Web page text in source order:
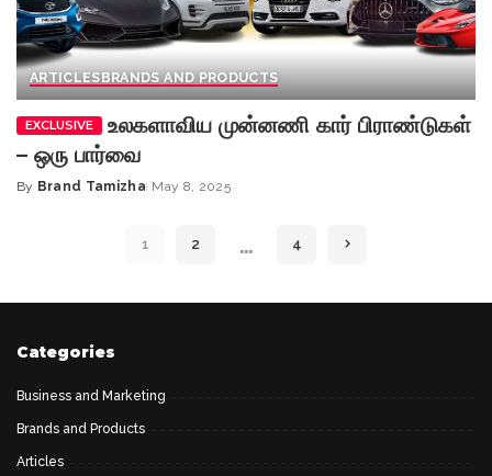
ARTICLESBRANDS AND PRODUCTS
உலகளாவிய முன்னணி கார் பிராண்டுகள்
– ஒரு பார்வை
Posted
By Brand Tamizha May 8, 2025
1 2 … 4
Categories
Business and Marketing
Brands and Products
Articles